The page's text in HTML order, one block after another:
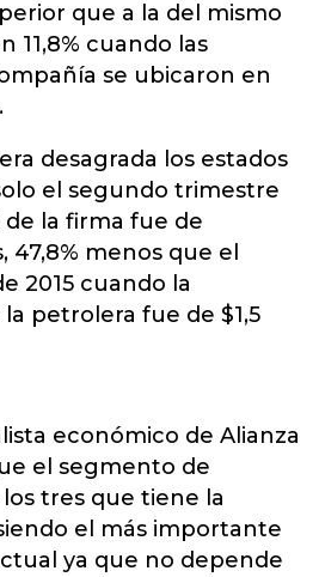
que a la del mismo
11,8% cuando las
se ubicaron en
desagrada los estados
el segundo trimestre
la firma fue de
47,8% menos que el
2015 cuando la
petrolera fue de $1,5
económico de Alianza
el segmento de
tres que tiene la
el más importante
ya que no depende